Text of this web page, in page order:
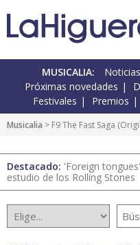
MUSICALIA:
Próximas novedades
Festivales
Premios
Musicalia > F9 The Fast Saga
Destacado: 'Foreign
estudio de los Rolling Stones